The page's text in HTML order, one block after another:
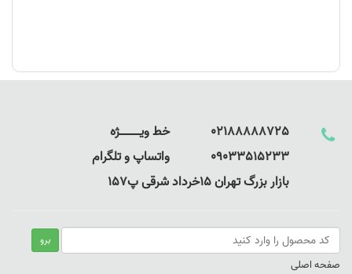
02188888725 خط ویـــــــــــــژه
09033515233 واتساپ و تلگرام
بازار بزرگ تهران 15خرداد شرقی پ157
صفحه اصلی